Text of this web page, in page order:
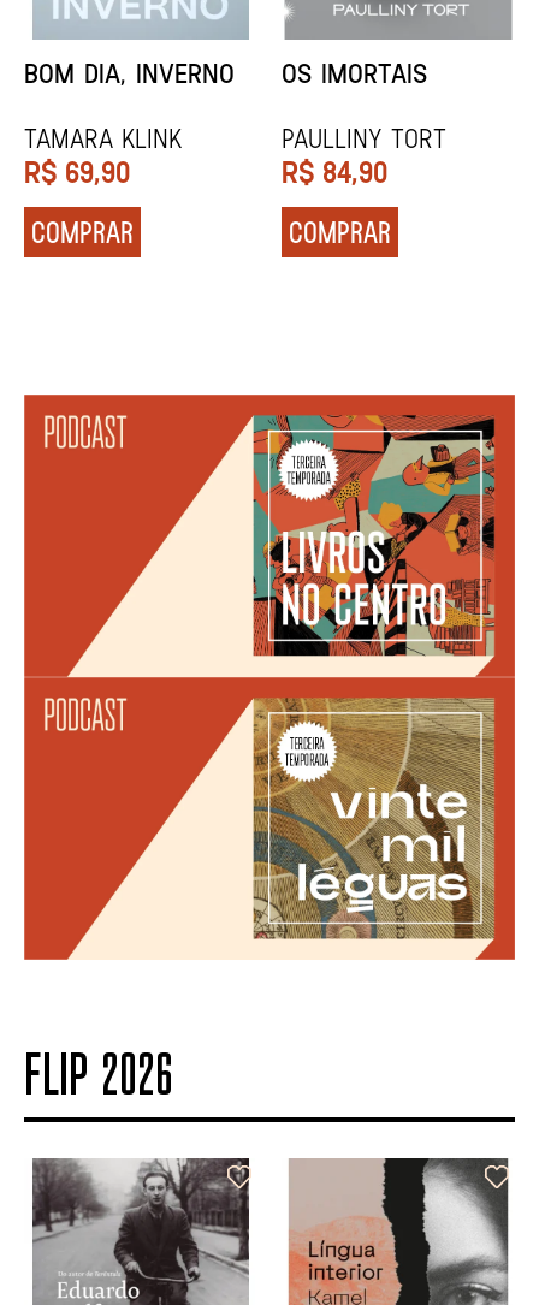
ORIXÁS
REGINALDO PRANDI
R$ 79,90
COMPRAR
ORAÇÃO PARA
Socorro Acioli
R$ 74,90
COMPRAR
FLIP 2026